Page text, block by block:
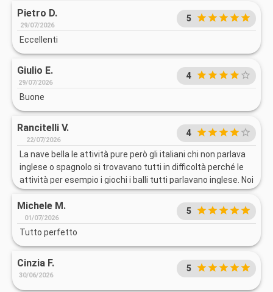
Pietro D.
29/07/2026
5
Eccellenti
Giulio E.
29/07/2026
4
Buone
Rancitelli V.
22/07/2026
4
La nave bella le attività pure però gli italiani chi non parlava
inglese o spagnolo si trovavano tutti in difficoltà perché le
attività per esempio i giochi i balli tutti parlavano inglese. Noi
italiani eravamo emarginati.questa è stata un opinione di
tantissimi italiani sulla nave dicevamo una nave italiana E
non parla nessuno italiano
Michele M.
01/07/2026
5
Tutto perfetto
Cinzia F.
30/06/2026
5